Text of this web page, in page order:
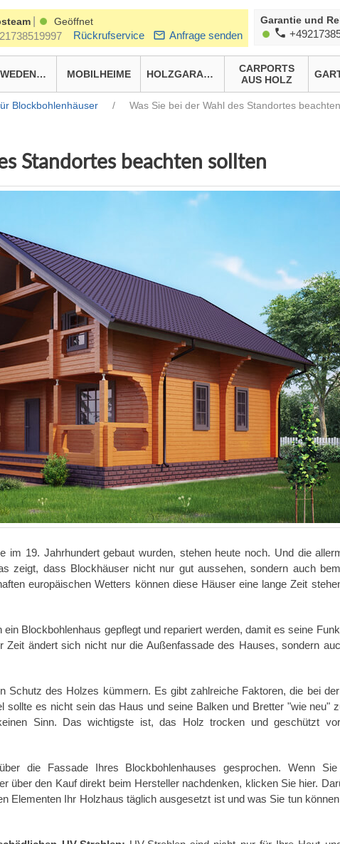
Geöffnet
Rückrufservice Anfrage senden
Garantie und
SCHWEDENHÄUSER MOBILHEIME HOLZGARAGEN
CARPORTS
AUS HOLZ
Blockbohlenhäuser / Was Sie bei der Wahl des Standortes
Standortes beachten sollten
im 19. Jahrhundert gebaut wurden, stehen heute noch. Und die
zeigt, dass Blockhäuser nicht nur gut aussehen, sondern auch
europäischen Wetters können diese Häuser eine lange Zeit
Blockbohlenhaus gepflegt und repariert werden, damit es seine
Zeit ändert sich nicht nur die Außenfassade des Hauses, sondern
Schutz des Holzes kümmern. Es gibt zahlreiche Faktoren, die bei
sollte es nicht sein das Haus und seine Balken und Bretter "wie neu"
Sinn. Das wichtigste ist, das Holz trocken und geschützt
die Fassade Ihres Blockbohlenhauses gesprochen. Wenn
über den Kauf direkt beim Hersteller nachdenken, klicken Sie hier.
Elementen Ihr Holzhaus täglich ausgesetzt ist und was Sie tun